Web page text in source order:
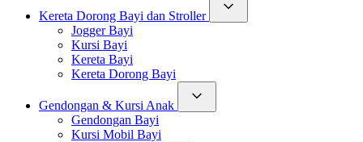
Kereta Dorong Bayi dan Stroller
Jogger Bayi
Kursi Bayi
Kereta Bayi
Kereta Dorong Bayi
Gendongan & Kursi Anak
Gendongan Bayi
Kursi Mobil Bayi